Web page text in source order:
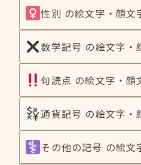
性別 の絵文字・顔文
数学記号 の絵文字・
句読点 の絵文字・顔
通貨記号 の絵文字・
その他の記号 の絵文